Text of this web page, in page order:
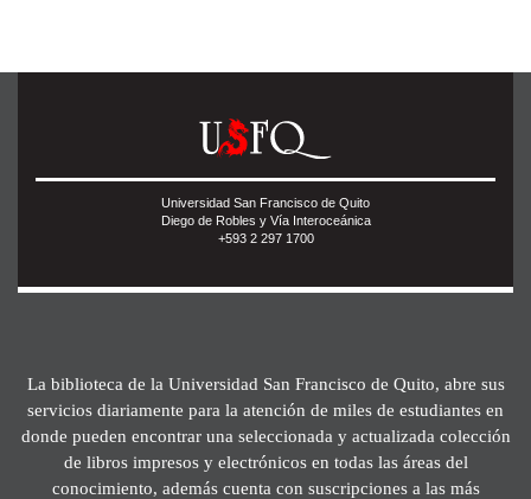
Universidad San Francisco de Quito
Diego de Robles y Vía Interoceánica
+593 2 297 1700
La biblioteca de la Universidad San Francisco de Quito, abre sus
servicios diariamente para la atención de miles de estudiantes en
donde pueden encontrar una seleccionada y actualizada colección
de libros impresos y electrónicos en todas las áreas del
conocimiento, además cuenta con suscripciones a las más